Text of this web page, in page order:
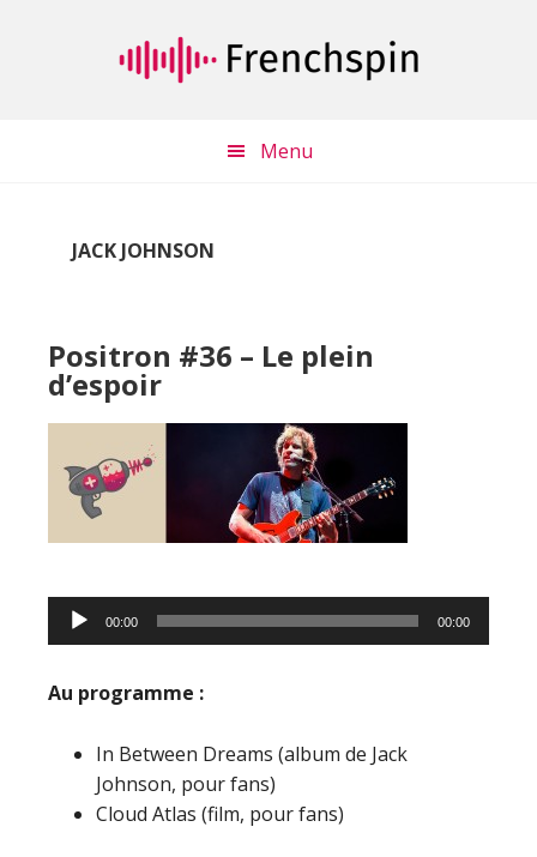
Menu
JACK JOHNSON
Positron #36 – Le plein
d’espoir
Lecteur
audio
00:00 00:00
Au programme :
In Between Dreams (album de Jack
Johnson, pour fans)
Cloud Atlas (film, pour fans)